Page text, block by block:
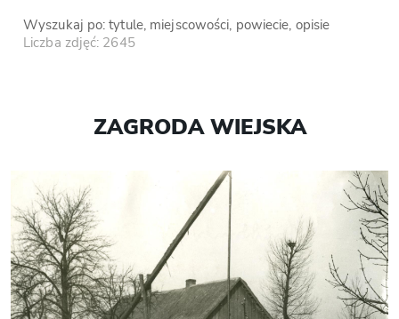
Wyszukaj po: tytule, miejscowości, powiecie, opisie
Liczba zdjęć: 2645
ZAGRODA WIEJSKA